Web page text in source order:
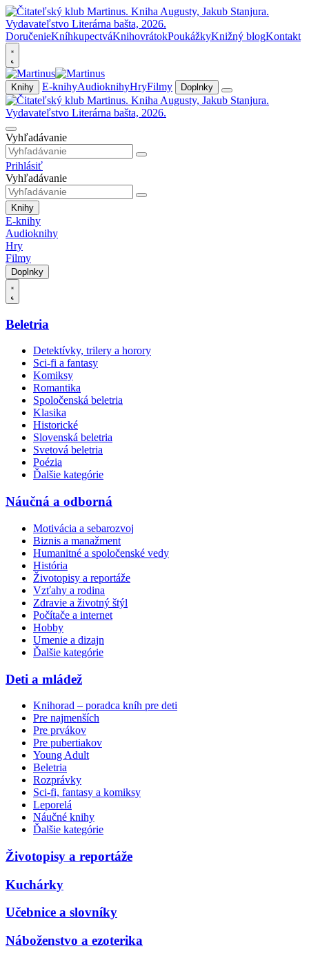
DoručenieKníhkupectváKnihovrátokPoukážkyKnižný blogKontakt
Knihy E-knihyAudioknihyHryFilmy Doplnky
Vyhľadávanie
Prihlásiť
Vyhľadávanie
Knihy
E-knihy
Audioknihy
Hry
Filmy
Doplnky
Beletria
Detektívky, trilery a horory
Sci-fi a fantasy
Komiksy
Romantika
Spoločenská beletria
Klasika
Historické
Slovenská beletria
Svetová beletria
Poézia
Ďalšie kategórie
Náučná a odborná
Motivácia a sebarozvoj
Biznis a manažment
Humanitné a spoločenské vedy
História
Životopisy a reportáže
Vzťahy a rodina
Zdravie a životný štýl
Počítače a internet
Hobby
Umenie a dizajn
Ďalšie kategórie
Deti a mládež
Knihorad – poradca kníh pre deti
Pre najmenších
Pre prvákov
Pre pubertiakov
Young Adult
Beletria
Rozprávky
Sci-fi, fantasy a komiksy
Leporelá
Náučné knihy
Ďalšie kategórie
Životopisy a reportáže
Kuchárky
Učebnice a slovníky
Náboženstvo a ezoterika